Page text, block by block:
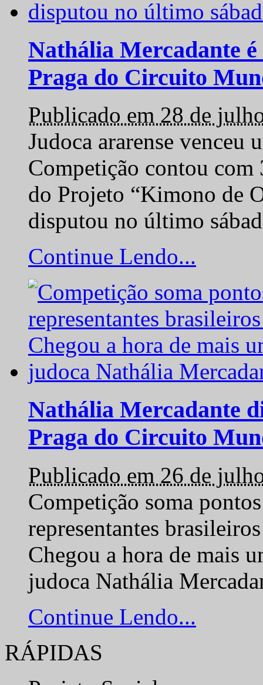
Nathália Mercadante
Praga do Circuito
Publicado em 28 de
Judoca ararense venceu
Competição contou com
do Projeto “Kimono de
disputou no último
Continue Lendo...
Nathália Mercadante
Praga do Circuito
Publicado em 26 de
Competição soma
representantes
Chegou a hora de mais
judoca Nathália
Continue Lendo...
RÁPIDAS